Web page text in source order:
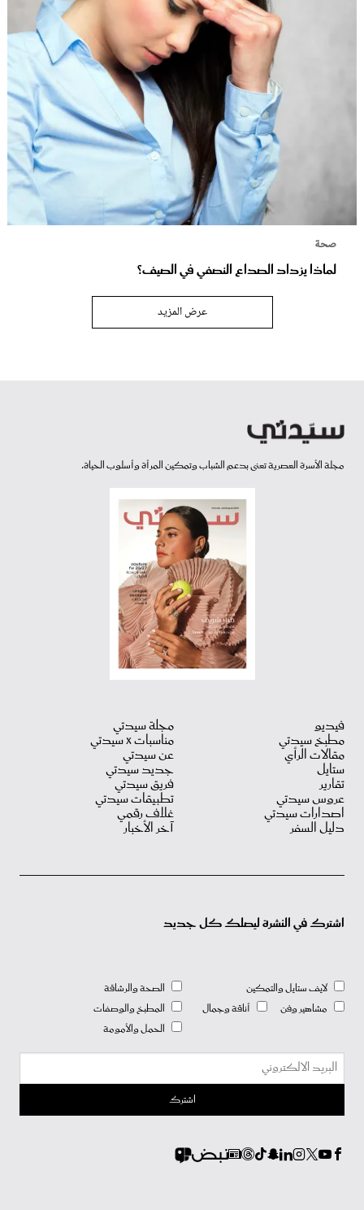
صحة
لماذا يزداد الصداع النصفي في الصيف؟
عرض المزيد
مجلة الأسرة العصرية تعنى بدعم الشباب وتمكين المرأة وأسلوب الحياة.
فيديو
مطبخ سيدتي
مقالات الرأي
ستايل
تقارير
عروس سيدتي
اصدارات سيدتي
دليل السفر
مجلة سيدتي
مناسبات X سيدتي
عن سيدتي
جديد سيدتي
فريق سيدتي
تطبيقات سيدتي
غلاف رقمي
آخر الأخبار
اشترك في النشرة ليصلك كل جديد
لايف ستايل والتمكين
مشاهير وفن
أناقة وجمال
الصحة والرشاقة
المطبخ والوصفات
الحمل والأمومة